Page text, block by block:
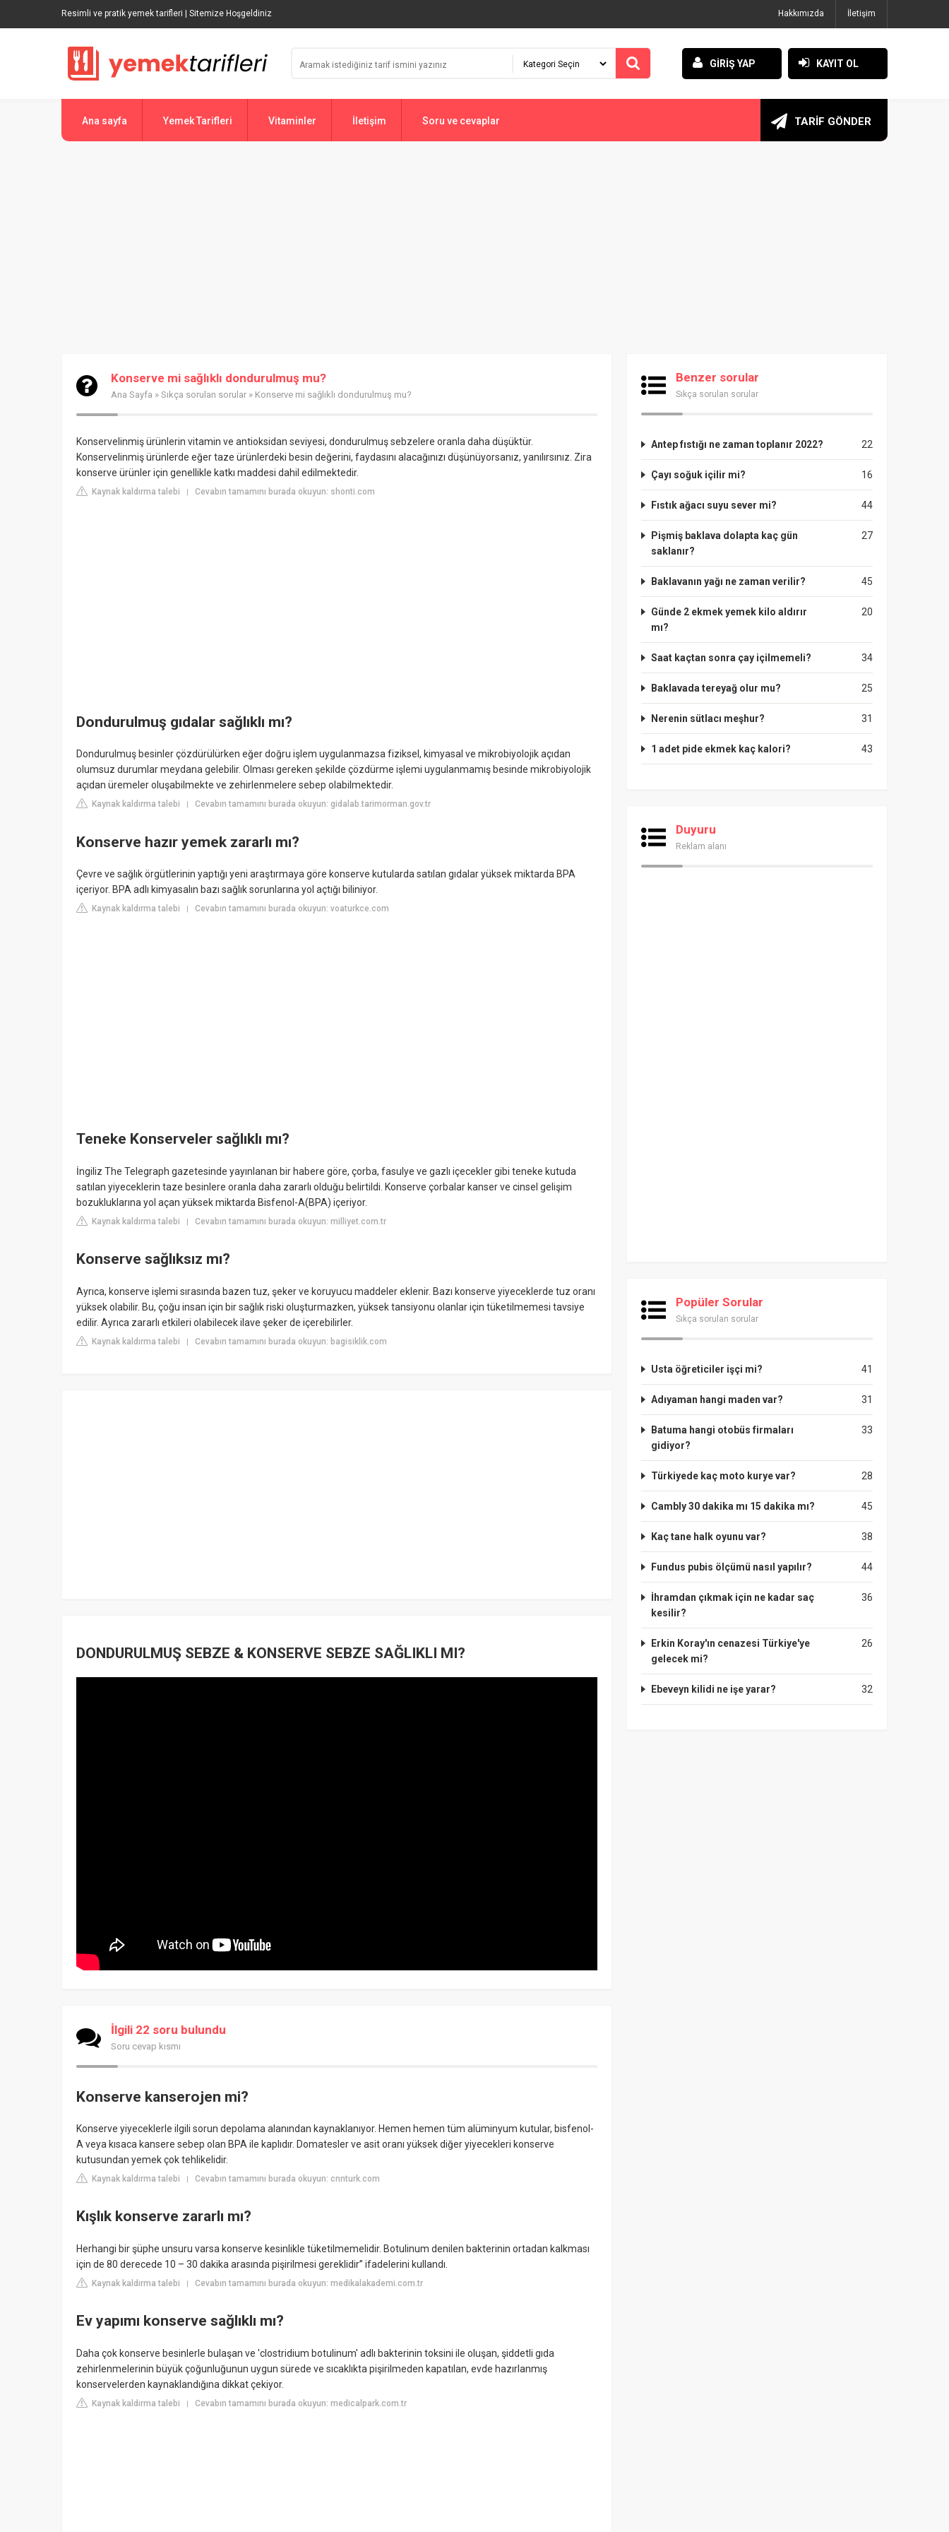
Resimli ve pratik yemek tarifleri | Sitemize Hoşgeldiniz Hakkımızda İletişim
GİRİŞ YAP KAYIT OL
Ana sayfa Yemek Tarifleri Vitaminler İletişim Soru ve cevaplar TARİF GÖNDER
Konserve mi sağlıklı dondurulmuş mu?
Ana Sayfa » Sıkça sorulan sorular » Konserve mi sağlıklı dondurulmuş mu?
Konservelinmiş ürünlerin vitamin ve antioksidan seviyesi, dondurulmuş sebzelere oranla daha düşüktür.
Konservelinmiş ürünlerde eğer taze ürünlerdeki besin değerini, faydasını alacağınızı düşünüyorsanız, yanılırsınız. Zira
konserve ürünler için genellikle katkı maddesi dahil edilmektedir.
Kaynak kaldırma talebi | Cevabın tamamını burada okuyun: shonti.com
Dondurulmuş gıdalar sağlıklı mı?
Dondurulmuş besinler çözdürülürken eğer doğru işlem uygulanmazsa fiziksel, kimyasal ve mikrobiyolojik açıdan
olumsuz durumlar meydana gelebilir. Olması gereken şekilde çözdürme işlemi uygulanmamış besinde mikrobiyolojik
açıdan üremeler oluşabilmekte ve zehirlenmelere sebep olabilmektedir.
Kaynak kaldırma talebi Cevabın tamamını burada okuyun: gidalab.tarimorman.gov.tr
Konserve hazır yemek zararlı mı?
Çevre ve sağlık örgütlerinin yaptığı yeni araştırmaya göre konserve kutularda satılan gıdalar yüksek miktarda BPA
içeriyor. BPA adlı kimyasalın bazı sağlık sorunlarına yol açtığı biliniyor.
Kaynak kaldırma talebi Cevabın tamamını burada okuyun: voaturkce.com
Teneke Konserveler sağlıklı mı?
İngiliz The Telegraph gazetesinde yayınlanan bir habere göre, çorba, fasulye ve gazlı içecekler gibi teneke kutuda
satılan yiyeceklerin taze besinlere oranla daha zararlı olduğu belirtildi. Konserve çorbalar kanser ve cinsel gelişim
bozukluklarına yol açan yüksek miktarda Bisfenol-A(BPA) içeriyor.
Kaynak kaldırma talebi | Cevabın tamamını burada okuyun: milliyet.com.tr
Konserve sağlıksız mı?
Ayrıca, konserve işlemi sırasında bazen tuz, şeker ve koruyucu maddeler eklenir. Bazı konserve yiyeceklerde tuz oranı
yüksek olabilir. Bu, çoğu insan için bir sağlık riski oluşturmazken, yüksek tansiyonu olanlar için tüketilmemesi tavsiye
edilir. Ayrıca zararlı etkileri olabilecek ilave şeker de içerebilirler.
Kaynak kaldırma talebi | Cevabın tamamını burada okuyun: bagisiklik.com
DONDURULMUŞ SEBZE & KONSERVE SEBZE SAĞLIKLI MI?
İlgili 22 soru bulundu
Soru cevap kısmı
Konserve kanserojen mi?
Konserve yiyeceklerle ilgili sorun depolama alanından kaynaklanıyor. Hemen hemen tüm alüminyum kutular, bisfenol-
A veya kısaca kansere sebep olan BPA ile kaplıdır. Domatesler ve asit oranı yüksek diğer yiyecekleri konserve
kutusundan yemek çok tehlikelidir.
Kaynak kaldırma talebi | Cevabın tamamını burada okuyun: cnnturk.com
Kışlık konserve zararlı mı?
Herhangi bir şüphe unsuru varsa konserve kesinlikle tüketilmemelidir. Botulinum denilen bakterinin ortadan kalkması
için de 80 derecede 10 – 30 dakika arasında pişirilmesi gereklidir” ifadelerini kullandı.
Kaynak kaldırma talebi | Cevabın tamamını burada okuyun: medikalakademi.com.tr
Ev yapımı konserve sağlıklı mı?
Daha çok konserve besinlerle bulaşan ve 'clostridium botulinum' adlı bakterinin toksini ile oluşan, şiddetli gıda
zehirlenmelerinin büyük çoğunluğunun uygun sürede ve sıcaklıkta pişirilmeden kapatılan, evde hazırlanmış
konservelerden kaynaklandığına dikkat çekiyor.
Kaynak kaldırma talebi | Cevabın tamamını burada okuyun: medicalpark.com.tr
Benzer sorular
Sıkça sorulan sorular
22
Antep fıstığı ne zaman toplanır 2022?
16
Çayı soğuk içilir mi?
44
Fıstık ağacı suyu sever mi?
27
Pişmiş baklava dolapta kaç gün
saklanır?
45
Baklavanın yağı ne zaman verilir?
20
Günde 2 ekmek yemek kilo aldırır
mı?
34
Saat kaçtan sonra çay içilmemeli?
25
Baklavada tereyağ olur mu?
31
Nerenin sütlacı meşhur?
43
1 adet pide ekmek kaç kalori?
Duyuru
Reklam alanı
Popüler Sorular
Sıkça sorulan sorular
41
Usta öğreticiler işçi mi?
31
Adıyaman hangi maden var?
33
Batuma hangi otobüs firmaları
gidiyor?
28
Türkiyede kaç moto kurye var?
45
Cambly 30 dakika mı 15 dakika mı?
38
Kaç tane halk oyunu var?
44
Fundus pubis ölçümü nasıl yapılır?
36
İhramdan çıkmak için ne kadar saç
kesilir?
26
Erkin Koray'ın cenazesi Türkiye'ye
gelecek mi?
32
Ebeveyn kilidi ne işe yarar?